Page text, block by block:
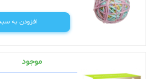
افزودن به
موجود